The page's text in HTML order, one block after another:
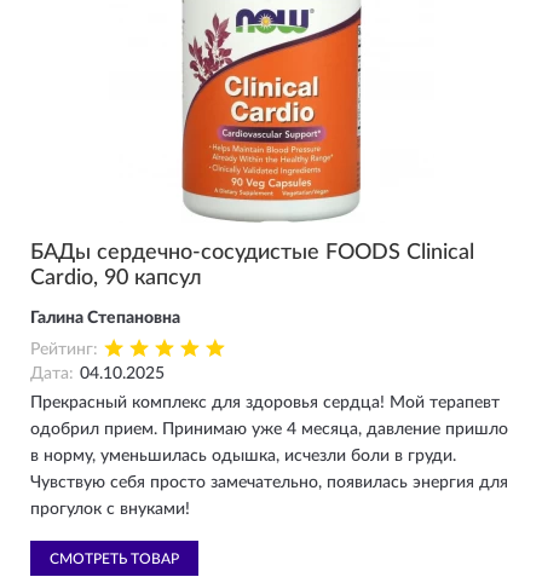
БАДы сердечно-сосудистые FOODS Clinical
Cardio, 90 капсул
Галина Степановна
Рейтинг:
Дата: 04.10.2025
Прекрасный комплекс для здоровья сердца! Мой терапевт
одобрил прием. Принимаю уже 4 месяца, давление пришло
в норму, уменьшилась одышка, исчезли боли в груди.
Чувствую себя просто замечательно, появилась энергия для
прогулок с внуками!
СМОТРЕТЬ ТОВАР